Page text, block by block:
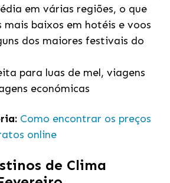
em várias regiões, o que
mais baixos em hotéis e voos
dos maiores festivais do
para luas de mel, viagens
económicas
Como encontrar os preços
online
de Clima